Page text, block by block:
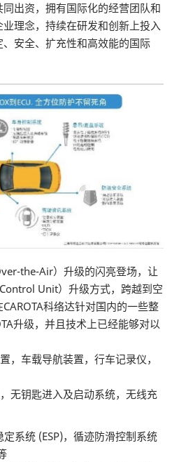
出资，拥有国际化的经营团队和
理念，持续在研发和创新上投入
安全、扩充性和高效能的国际
the-Air）升级的闪亮登场，让
Unit）升级方式，跨越到空
科络达针对国内的一些整
升级，并且技术上已经能够对以
，车载导航装置，行车记录仪，
无钥匙进入及启动系统，无线充
系统 (ESP)，循迹防滑控制系统